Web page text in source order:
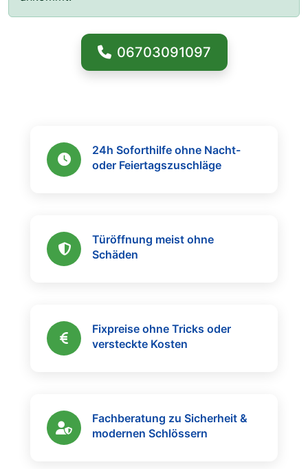
06703091097
24h Soforthilfe ohne Nacht-
oder Feiertagszuschläge
Türöffnung meist ohne
Schäden
Fixpreise ohne Tricks oder
versteckte Kosten
Fachberatung zu Sicherheit &
modernen Schlössern